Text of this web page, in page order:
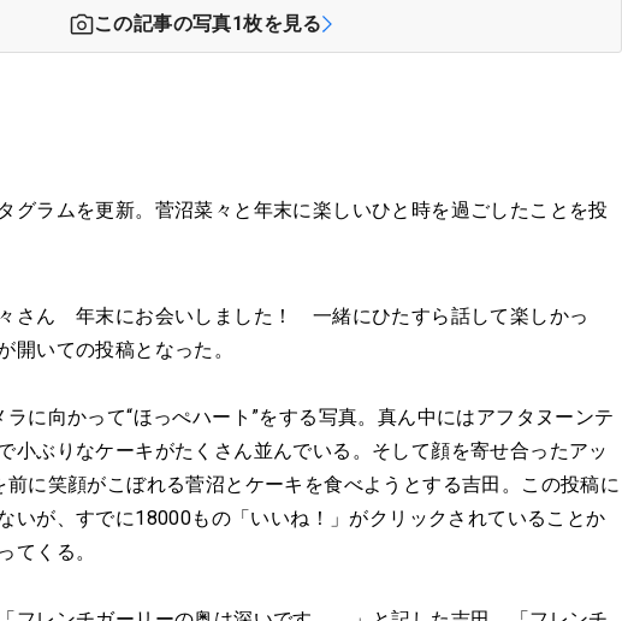
この記事の写真1枚を見る
グラムを更新。菅沼菜々と年末に楽しいひと時を過ごしたことを投
さん 年末にお会いしました！ 一緒にひたすら話して楽しかっ
開いての投稿となった。
に向かって“ほっぺハート”をする写真。真ん中にはアフタヌーンテ
小ぶりなケーキがたくさん並んでいる。そして顔を寄せ合ったアッ
に笑顔がこぼれる菅沼とケーキを食べようとする吉田。この投稿に
いが、すでに18000もの「いいね！」がクリックされていることか
てくる。